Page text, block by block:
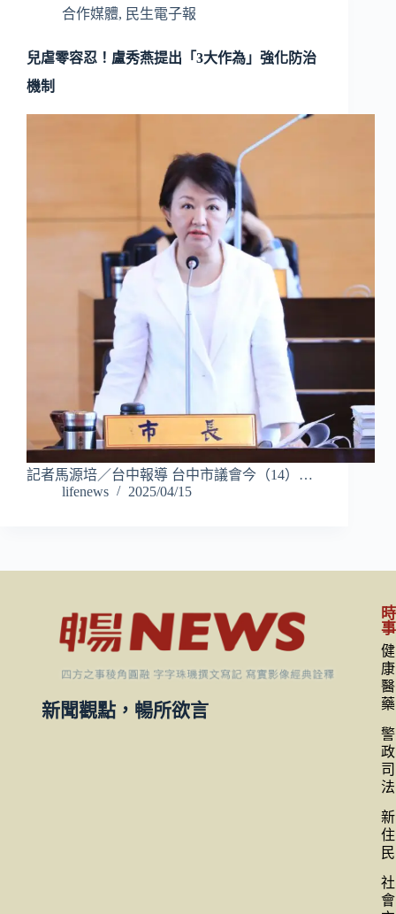
合作媒體, 民生電子報
兒虐零容忍！盧秀燕提出「3大作為」強化防治
機制
記者馬源培／台中報導 台中市議會今（14）…
lifenews
2025/04/15
新聞觀點，暢所欲言
時
事
健
康
醫
藥
警
政
司
法
新
住
民
社
會